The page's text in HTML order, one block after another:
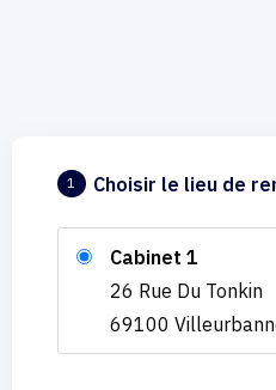
1 Choisir le lieu de
Cabinet 1
26 Rue Du Tonkin
69100